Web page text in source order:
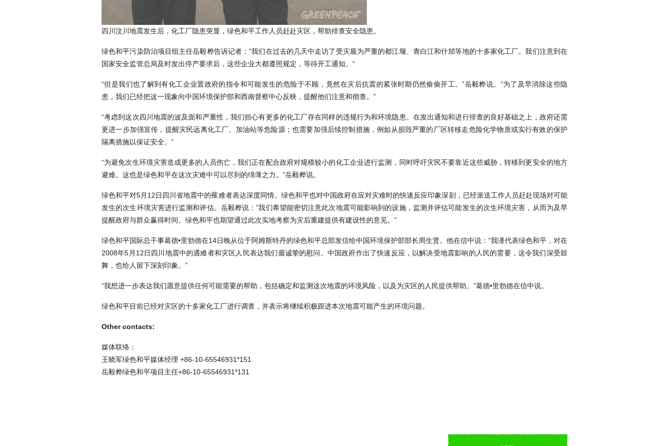
四川汶川地震发生后，化工厂隐患突显，绿色和平工作人员赶赴灾区，帮助排查安全隐患。
绿色和平污染防治项目组主任岳毅桦告诉记者：”我们在过去的几天中走访了受灾最为严重的都江堰、青白江和什邡等地的十多家化工厂。我们注意到在
国家安全监管总局及时发出停产要求后，这些企业大都遵照规定，等待开工通知。”
“但是我们也了解到有化工企业置政府的指令和可能发生的危险于不顾，竟然在灾后抗震的紧张时期仍然偷偷开工。”岳毅桦说。”为了及早消除这些隐
患，我们已经把这一现象向中国环境保护部和西南督察中心反映，提醒他们注意和彻查。”
“考虑到这次四川地震的波及面和严重性，我们担心有更多的化工厂存在同样的违规行为和环境隐患。在发出通知和进行排查的良好基础之上，政府还需
更进一步加强宣传，提醒灾民远离化工厂、加油站等危险源；也需要加强后续控制措施，例如从损毁严重的厂区转移走危险化学物质或实行有效的保护
隔离措施以保证安全。”
“为避免次生环境灾害造成更多的人员伤亡，我们正在配合政府对规模较小的化工企业进行监测，同时呼吁灾民不要靠近这些威胁，转移到更安全的地方
避难。这也是绿色和平在这次灾难中可以尽到的绵薄之力。”岳毅桦说。
绿色和平对5月12日四川省地震中的罹难者表达深度同情。绿色和平也对中国政府在应对灾难时的快速反应印象深刻，已经派送工作人员赶赴现场对可能
发生的次生环境灾害进行监测和评估。岳毅桦说：”我们希望能密切注意此次地震可能影响到的设施，监测并评估可能发生的次生环境灾害，从而为及早
提醒政府与群众赢得时间。绿色和平也期望通过此次实地考察为灾后重建提供有建设性的意见。”
绿色和平国际总干事葛德•里勃德在14日晚从位于阿姆斯特丹的绿色和平总部发信给中国环境保护部部长周生贤。他在信中说：”我谨代表绿色和平，对在
2008年5月12日四川地震中的遇难者和灾区人民表达我们最诚挚的慰问。中国政府作出了快速反应，以解决受地震影响的人民的需要，这令我们深受鼓
舞，也给人留下深刻印象。”
“我想进一步表达我们愿意提供任何可能需要的帮助，包括确定和监测这次地震的环境风险，以及为灾区的人民提供帮助。”葛德•里勃德在信中说。
绿色和平目前已经对灾区的十多家化工厂进行调查，并表示将继续积极跟进本次地震可能产生的环境问题。
Other contacts:
媒体联络：
王晓军绿色和平媒体经理 +86-10-65546931*151
岳毅桦绿色和平项目主任+86-10-65546931*131